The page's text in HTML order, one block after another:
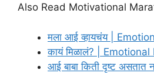
Also Read Motivational
मला आई व्हायचंय |
कायं मिळालं? |
आई बाबा किती दृष्ट